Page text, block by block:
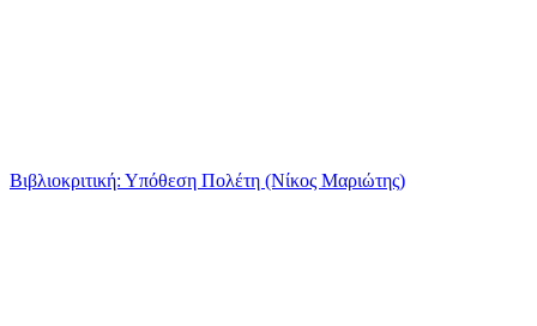
Βιβλιοκριτική: Υπόθεση Πολέτη (Νίκος Μαριώτης)